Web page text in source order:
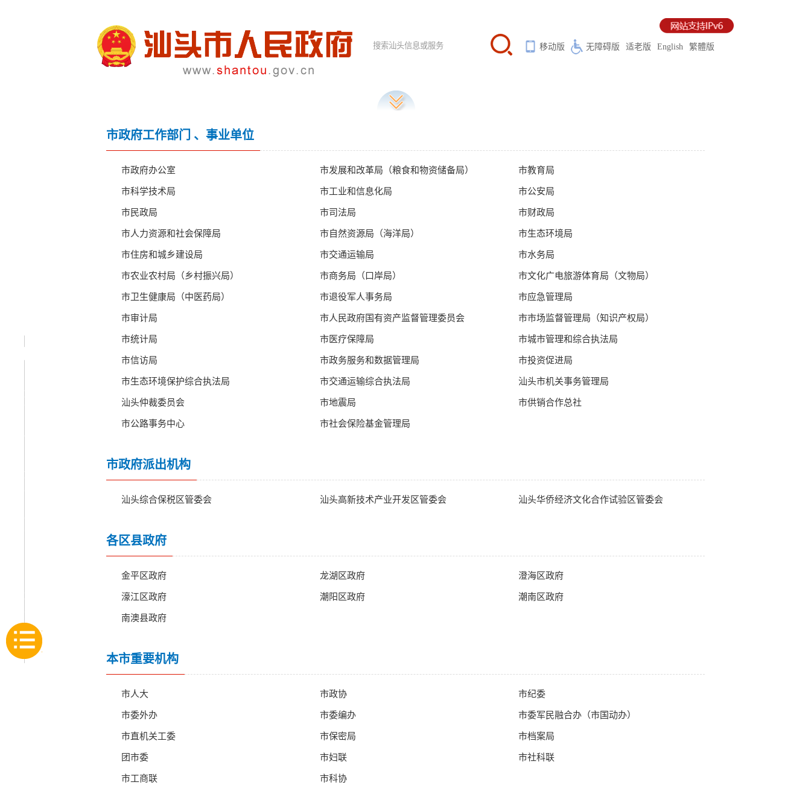
移动版 无障碍版 适老版 English 繁體版
市政府工作部门 、事业单位
市政府办公室 市发展和改革局（粮食和物资储备局） 市教育局
市科学技术局 市工业和信息化局 市公安局
市民政局 市司法局 市财政局
市人力资源和社会保障局 市自然资源局（海洋局） 市生态环境局
市住房和城乡建设局 市交通运输局 市水务局
市农业农村局（乡村振兴局） 市商务局（口岸局） 市文化广电旅游体育局（文物局）
市卫生健康局（中医药局） 市退役军人事务局 市应急管理局
市审计局 市人民政府国有资产监督管理委员会 市市场监督管理局（知识产权局）
市统计局 市医疗保障局 市城市管理和综合执法局
市信访局 市政务服务和数据管理局 市投资促进局
市生态环境保护综合执法局 市交通运输综合执法局 汕头市机关事务管理局
汕头仲裁委员会 市地震局 市供销合作总社
市公路事务中心 市社会保险基金管理局
市政府派出机构
汕头综合保税区管委会 汕头高新技术产业开发区管委会 汕头华侨经济文化合作试验区管委会
各区县政府
金平区政府 龙湖区政府 澄海区政府
濠江区政府 潮阳区政府 潮南区政府
南澳县政府
本市重要机构
市人大 市政协 市纪委
市委外办 市委编办 市委军民融合办（市国动办）
市直机关工委 市保密局 市档案局
团市委 市妇联 市社科联
市工商联 市科协